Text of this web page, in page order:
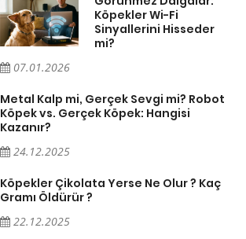
Köpekler Wi-Fi
Sinyallerini Hisseder
mi?
07.01.2026
Metal Kalp mi, Gerçek Sevgi mi? Robot
Köpek vs. Gerçek Köpek: Hangisi
Kazanır?
24.12.2025
Köpekler Çikolata Yerse Ne Olur ? Kaç
Gramı Öldürür ?
22.12.2025